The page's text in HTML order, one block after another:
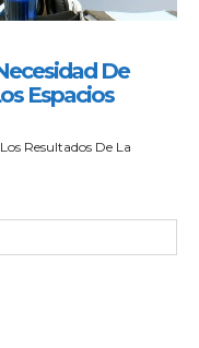
De
Espacios
Resultados De La